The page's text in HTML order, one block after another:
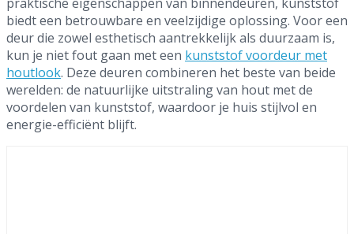
biedt een betrouwbare en veelzijdige oplossing. Voor een
deur die zowel esthetisch aantrekkelijk als duurzaam is,
kun je niet fout gaan met een kunststof voordeur met
houtlook. Deze deuren combineren het beste van beide
werelden: de natuurlijke uitstraling van hout met de
voordelen van kunststof, waardoor je huis stijlvol en
energie-efficiënt blijft.